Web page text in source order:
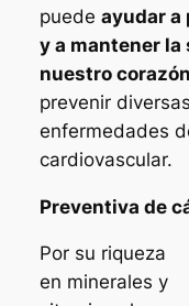
puede ayudar a
y a mantener la
nuestro corazón
prevenir diversas
enfermedades
cardiovascular.
Preventiva de
Por su riqueza
en minerales y